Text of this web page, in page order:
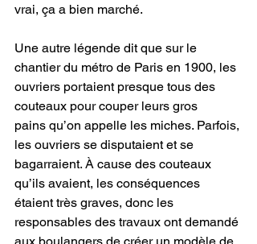
vrai, ça a bien marché.
Une autre légende dit que sur le
chantier du métro de Paris en 1900, les
ouvriers portaient presque tous des
couteaux pour couper leurs gros
pains qu’on appelle les miches. Parfois,
les ouvriers se disputaient et se
bagarraient. À cause des couteaux
qu’ils avaient, les conséquences
étaient très graves, donc les
responsables des travaux ont demandé